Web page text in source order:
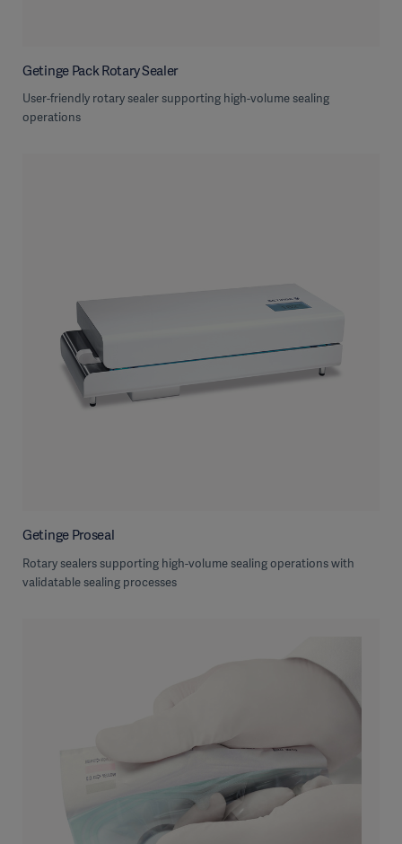
Getinge Pack Rotary Sealer
User-friendly rotary sealer supporting high-volume sealing
operations
Getinge Proseal
Rotary sealers supporting high-volume sealing operations with
validatable sealing processes